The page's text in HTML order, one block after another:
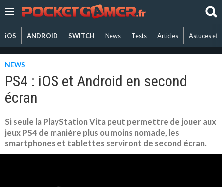
iOS ANDROID SWITCH News Tests Articles Astuces et
NEWS
PS4 : iOS et Android en second
écran
Si seule la PlayStation Vita peut permettre de jouer aux
jeux PS4 de manière plus ou moins nomade, les
smartphones et tablettes serviront de second écran.